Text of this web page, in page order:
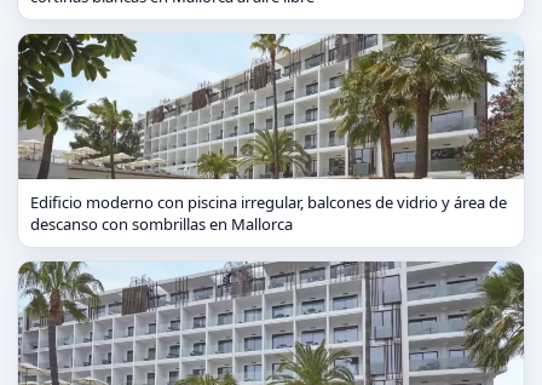
Edificio moderno con piscina irregular, balcones de vidrio y área de
descanso con sombrillas en Mallorca